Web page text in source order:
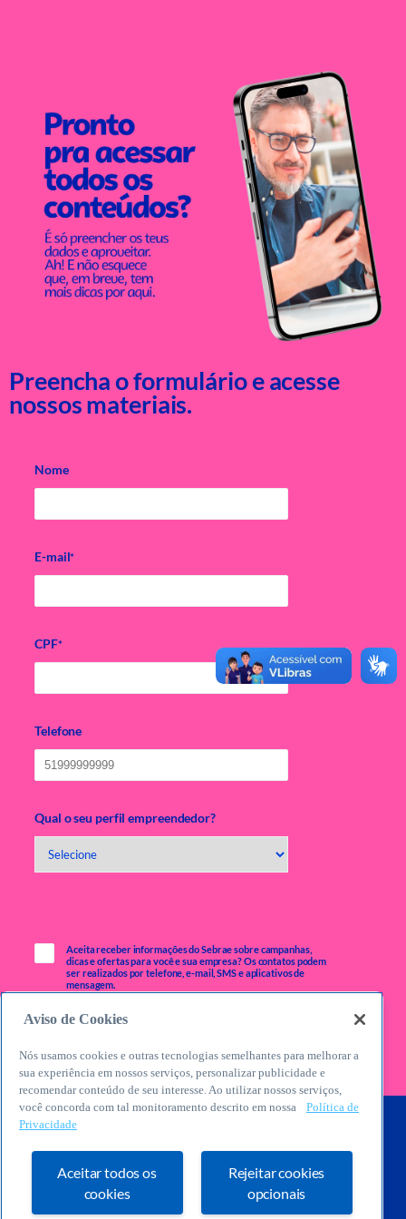
Preencha o formulário e acesse
nossos materiais.
Nome
E-mail*
CPF*
Telefone
Qual o seu perfil empreendedor?
Aceita receber informações do Sebrae sobre campanhas,
dicas e ofertas para você e sua empresa? Os contatos podem
ser realizados por telefone, e-mail, SMS e aplicativos de
mensagem.
Aviso de Cookies
Nós usamos cookies e outras tecnologias semelhantes para melhorar a
sua experiência em nossos serviços, personalizar publicidade e
recomendar conteúdo de seu interesse. Ao utilizar nossos serviços,
você concorda com tal monitoramento descrito em nossa
Política de
Privacidade
Aceitar todos os
cookies
Rejeitar cookies
opcionais